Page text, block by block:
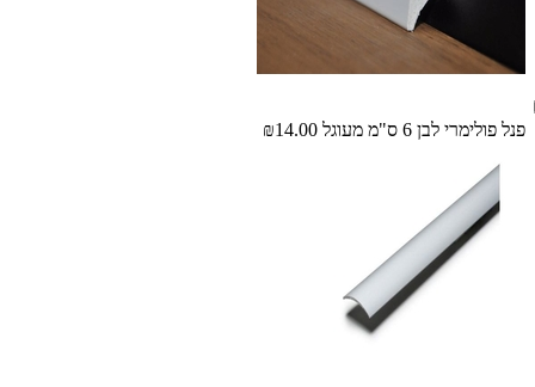
פנל פולימרי לבן 6 ס"מ מעוגל ₪14.00